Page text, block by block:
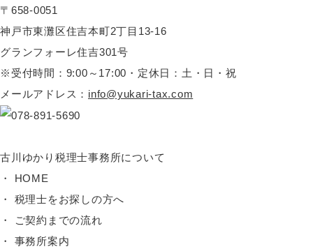
〒658-0051
神戸市東灘区住吉本町2丁目13-16
グランフォーレ住吉301号
※受付時間：9:00～17:00・定休日：土・日・祝
メールアドレス： info@yukari-tax.com
古川ゆかり税理士事務所について
HOME
税理士をお探しの方へ
ご契約までの流れ
事務所案内